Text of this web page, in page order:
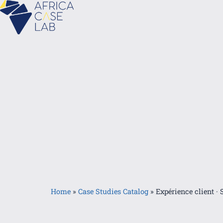
Home » Case Studies Catalog » Expérience client ·